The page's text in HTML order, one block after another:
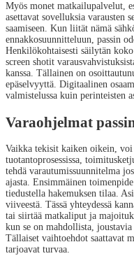
Myös monet matkailupalvelut,
asettavat sovelluksia varausten
saamiseen. Kun liität nämä
ennakkosuunnitteluun, passin
Henkilökohtaisesti säilytän
screen shotit
kanssa. Tällainen on
epäselvyyttä. Digitaalinen
valmistelussa kuin perinteisten
Varaohjelmat
Vaikka tekisit kaiken oikein, voi
tuotantoprosessissa,
tehdä varautumissuunnitelma
ajasta. Ensimmäinen
tiedustella hakemuksen tilaa.
viiveestä. Tässä yhteydessä
tai siirtää matkaliput ja
kun se on mahdollista,
Tällaiset vaihtoehdot saattavat
tarjoavat turvaa.